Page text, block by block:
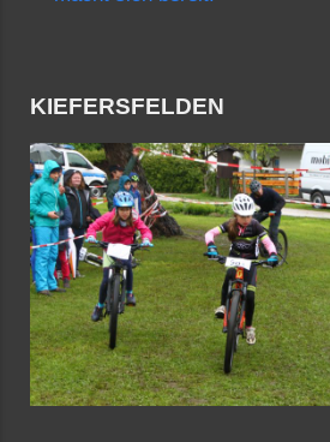
KIEFERSFELDEN